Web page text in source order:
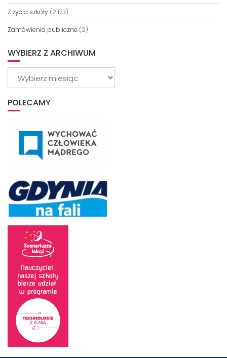
Z życia szkoły (2 173)
Zamówienia publiczne (2)
WYBIERZ Z ARCHIWUM
POLECAMY